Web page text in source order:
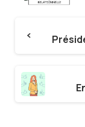
Reading